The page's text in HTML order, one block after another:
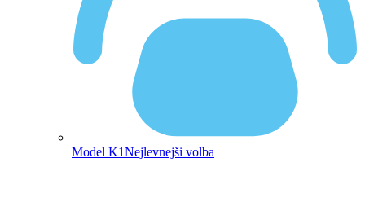
Model K1Nejlevnejši volba